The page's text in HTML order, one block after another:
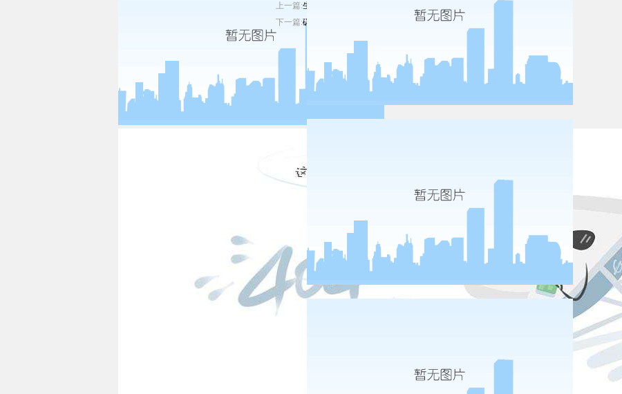
上一篇:生态环境部：《推动经济社会发展全面绿色转型》
下一篇:碳中和总投资可能超过100亿